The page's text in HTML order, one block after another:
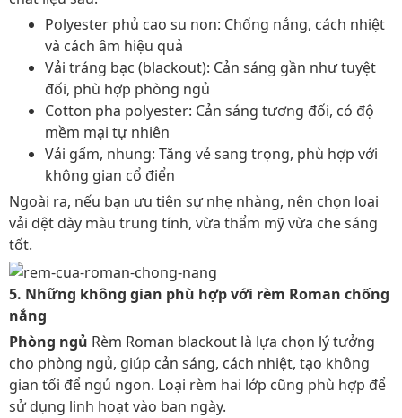
Polyester phủ cao su non: Chống nắng, cách nhiệt
và cách âm hiệu quả
Vải tráng bạc (blackout): Cản sáng gần như tuyệt
đối, phù hợp phòng ngủ
Cotton pha polyester: Cản sáng tương đối, có độ
mềm mại tự nhiên
Vải gấm, nhung: Tăng vẻ sang trọng, phù hợp với
không gian cổ điển
Ngoài ra, nếu bạn ưu tiên sự nhẹ nhàng, nên chọn loại
vải dệt dày màu trung tính, vừa thẩm mỹ vừa che sáng
tốt.
5. Những không gian phù hợp với rèm Roman chống
nắng
Phòng ngủ Rèm Roman blackout là lựa chọn lý tưởng
cho phòng ngủ, giúp cản sáng, cách nhiệt, tạo không
gian tối để ngủ ngon. Loại rèm hai lớp cũng phù hợp để
sử dụng linh hoạt vào ban ngày.